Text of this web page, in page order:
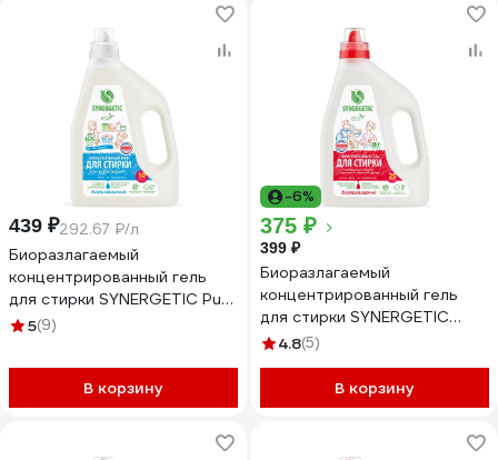
439 ₽292.67 ₽/л
Биоразлагаемый
концентрированный гель
для стирки SYNERGETIC Pure
1.5 л 109806
5(9)
В корзину
-6%
375 ₽
399 ₽
Биоразлагаемый
концентрированный гель
для стирки SYNERGETIC
ACTIVE FRESH, 1,5 л 25
4.8(5)
В корзину